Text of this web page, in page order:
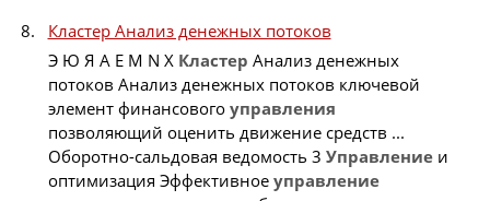
Кластер Анализ денежных потоков
Э Ю Я A E M N X Кластер Анализ денежных
потоков Анализ денежных потоков ключевой
элемент финансового управления
позволяющий оценить движение средств ...
Оборотно-сальдовая ведомость 3 Управлениеи
оптимизация Эффективное управление